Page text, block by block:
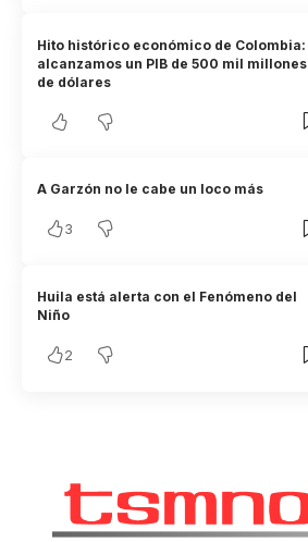
Hito histórico económico de Colombia:
alcanzamos un PIB de 500 mil millones
de dólares
A Garzón no le cabe un loco más
3
Huila está alerta con el Fenómeno del
Niño
2